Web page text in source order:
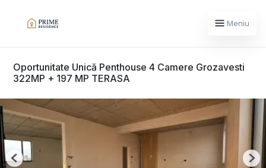
Meniu
Oportunitate Unică Penthouse 4 Camere Grozavesti
322MP + 197 MP TERASA
Previous